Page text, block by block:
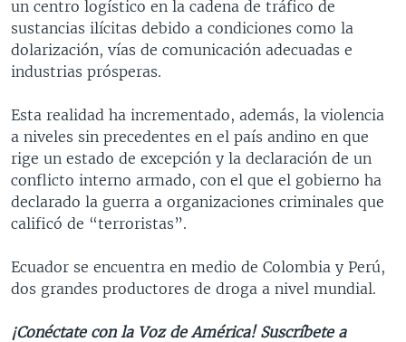
un centro logístico en la cadena de tráfico de
sustancias ilícitas debido a condiciones como la
dolarización, vías de comunicación adecuadas e
industrias prósperas.
Esta realidad ha incrementado, además, la violencia
a niveles sin precedentes en el país andino en que
rige un estado de excepción y la declaración de un
conflicto interno armado, con el que el gobierno ha
declarado la guerra a organizaciones criminales que
calificó de “terroristas”.
Ecuador se encuentra en medio de Colombia y Perú,
dos grandes productores de droga a nivel mundial.
¡Conéctate con la Voz de América! Suscríbete a